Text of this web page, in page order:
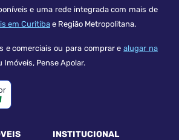
e uma rede integrada com mais de
em Curitiba e Região Metropolitana.
e comerciais ou para comprar ealugar na
Imóveis, Pense Apolar.
INSTITUCIONAL